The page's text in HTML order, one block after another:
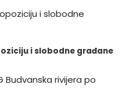
i slobodne građane